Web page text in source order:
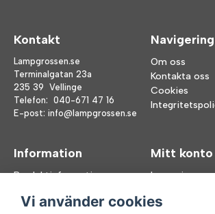
Kontakt
Lampgrossen.se
Terminalgatan 23a
235 39 Vellinge
Telefon: 040-671 47 16
E-post: info@lampgrossen.se
Navigering
Om oss
Kontakta oss
Cookies
Information
Produktinformation
FAQ
Mitt konto
Logga in
Glömt
Vi använder cookies